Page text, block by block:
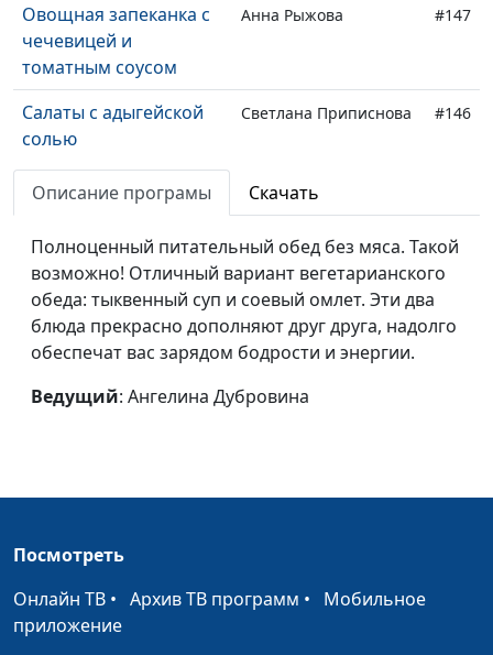
Овощная запеканка с
чечевицей и
томатным соусом
Анна Рыжова #147
Салаты с адыгейской
солью
Светлана Приписнова #146
Живая каша, зеленый
коктейль и ягодные
лавашики
Светлана Приписнова
Индонезийская кухня:
гадо-гадо и бананы в
кляре
Юрий Гусев #144
китайский с кукурузой
Греческая кухня:
базиликом и мусака с
Юрий Гусев #142
Испанская кухня:
Описание програмы Скачать
Полноценный питательный обед без мяса. Такой
возможно! Отличный вариант вегетарианского
обеда: тыквенный суп и соевый омлет. Эти два
блюда прекрасно дополняют друг друга, надолго
обеспечат вас зарядом бодрости и энергии.
Ведущий: Ангелина Дубровина
Посмотреть
Онлайн ТВ • Архив ТВ программ • Мобильное
приложение